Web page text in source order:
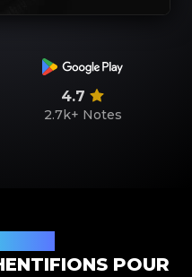
4.7
2.7k+ Notes
POUR